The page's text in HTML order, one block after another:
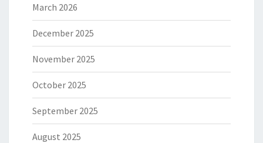
March 2026
December 2025
November 2025
October 2025
September 2025
August 2025